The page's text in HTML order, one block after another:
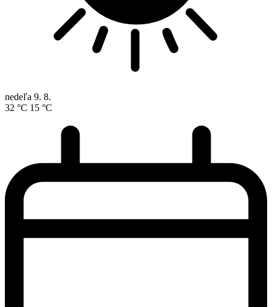
nedeľa 9. 8.
32 °C 15 °C